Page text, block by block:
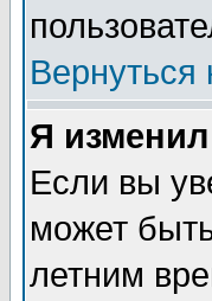
Вернуться
Я
Если вы
может
летним